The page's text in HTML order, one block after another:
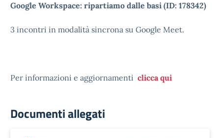
Google Workspace: ripartiamo dalle basi (ID: 178342)
3 incontri in modalità sincrona su Google Meet.
Per informazioni e aggiornamenti clicca qui
Documenti allegati